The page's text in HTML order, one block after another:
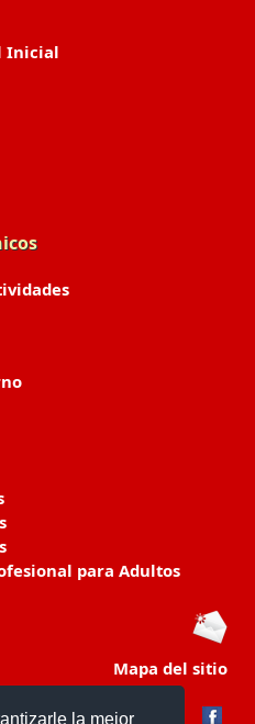
la mejor
Inicial
para Adultos
Mapa del sitio